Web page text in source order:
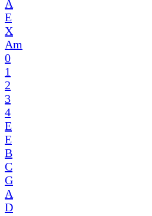
A
E
X
Am
0
1
2
3
4
E
E
B
C
G
A
D